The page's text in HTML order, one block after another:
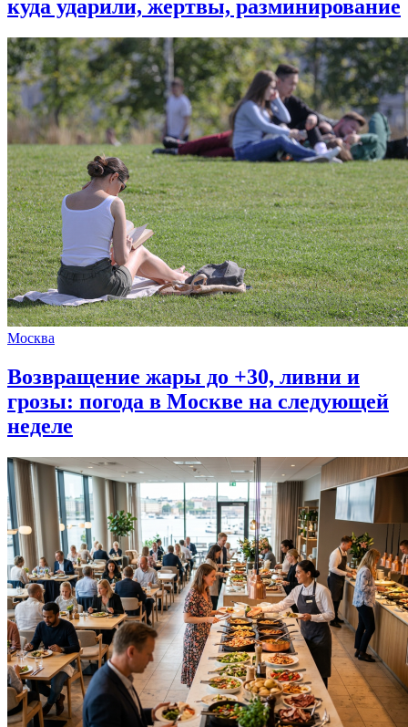
куда ударили, жертвы, разминирование
Москва
Возвращение жары до +30, ливни и
грозы: погода в Москве на следующей
неделе